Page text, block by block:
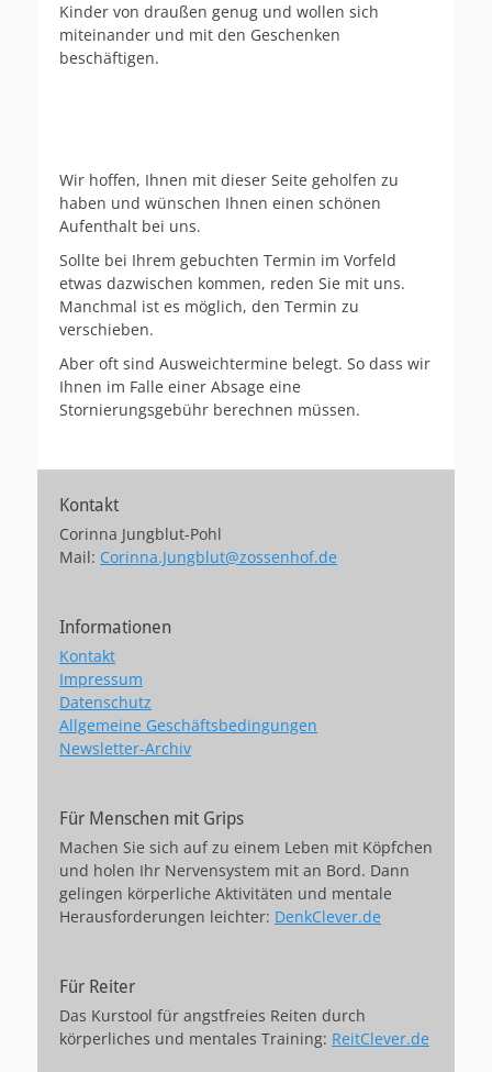
Kinder von draußen genug und wollen sich
miteinander und mit den Geschenken
beschäftigen.
Wir hoffen, Ihnen mit dieser Seite geholfen zu
haben und wünschen Ihnen einen schönen
Aufenthalt bei uns.
Sollte bei Ihrem gebuchten Termin im Vorfeld
etwas dazwischen kommen, reden Sie mit uns.
Manchmal ist es möglich, den Termin zu
verschieben.
Aber oft sind Ausweichtermine belegt. So dass wir
Ihnen im Falle einer Absage eine
Stornierungsgebühr berechnen müssen.
Kontakt
Corinna Jungblut-Pohl
Mail: Corinna.Jungblut@zossenhof.de
Informationen
Kontakt
Impressum
Datenschutz
Allgemeine Geschäftsbedingungen
Newsletter-Archiv
Für Menschen mit Grips
Machen Sie sich auf zu einem Leben mit Köpfchen
und holen Ihr Nervensystem mit an Bord. Dann
gelingen körperliche Aktivitäten und mentale
Herausforderungen leichter: DenkClever.de
Für Reiter
Das Kurstool für angstfreies Reiten durch
körperliches und mentales Training: ReitClever.de